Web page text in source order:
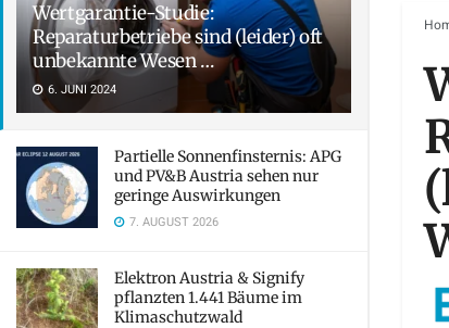
Wertgarantie-Studie:
Reparaturbetriebe sind (leider) oft
unbekannte Wesen …
6. JUNI 2024
Partielle Sonnenfinsternis: APG
und PV&B Austria sehen nur
geringe Auswirkungen
7. AUGUST 2026
Elektron Austria & Signify
pflanzten 1.441 Bäume im
Klimaschutzwald